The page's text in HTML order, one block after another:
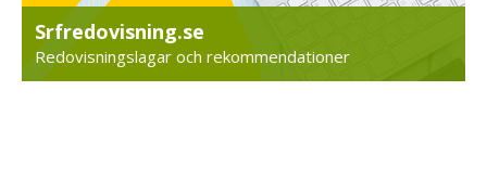
Srfredovisning.se
Redovisningslagar och rekommendationer